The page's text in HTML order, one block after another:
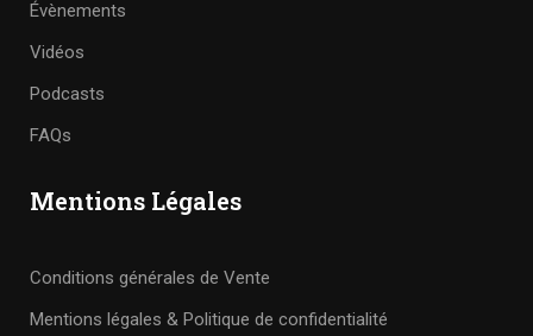
Évènements
Vidéos
Podcasts
FAQs
Mentions Légales
Conditions générales de Vente
Mentions légales & Politique de confidentialité